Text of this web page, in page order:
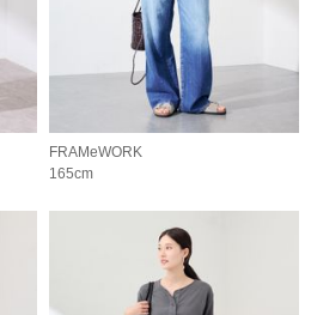
FRAMeWORK
165cm